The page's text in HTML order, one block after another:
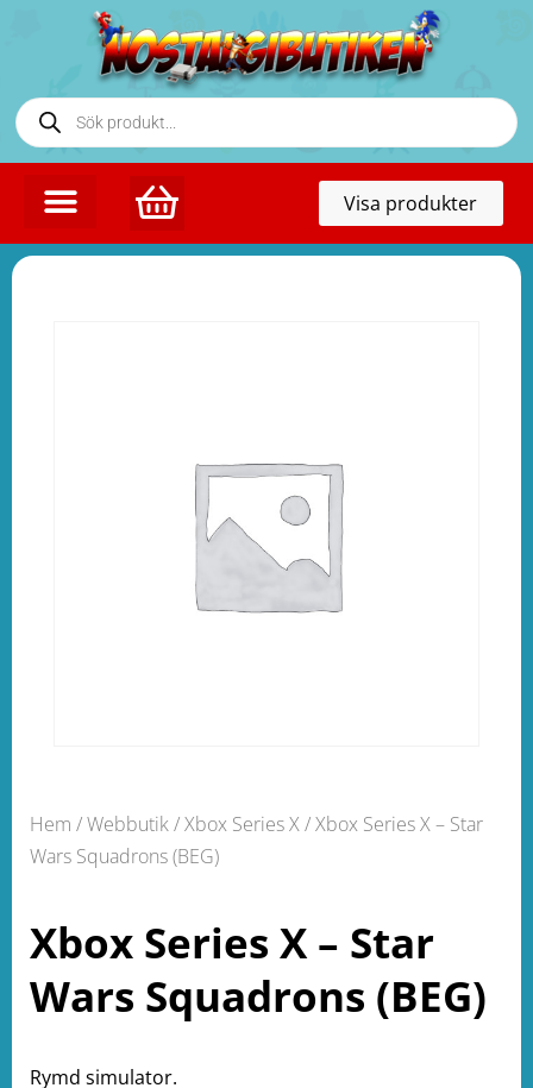
Visa produkter
Hem /Webbutik/Xbox Series X/ Xbox Series X – Star
Wars Squadrons (BEG)
Xbox Series X – Star
Wars Squadrons (BEG)
Rymd simulator.